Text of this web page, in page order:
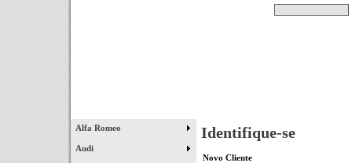
Alfa Romeo
Audi
Identifique-se
Novo Cliente